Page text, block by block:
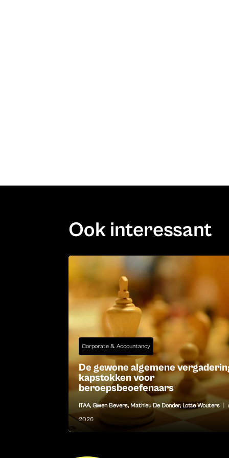
Ook interessant
Corporate & Accountancy
De gewone algemene
kapstokken voor
beroepsbeoefenaars
ITAA,Gwen Bevers, Mathieu De Donder, Lotte Wouters
2026